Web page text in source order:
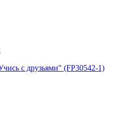
с друзьями" (FP30542-1)